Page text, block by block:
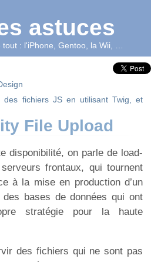
astuces
: l'iPhone, Gentoo, la Wii, …
fichiers JS en utilisant Twig, et
File Upload
disponibilité, on parle de load-
frontaux, qui tournent
à la mise en production d’un
bases de données qui ont
stratégie pour la haute
des fichiers qui ne sont pas